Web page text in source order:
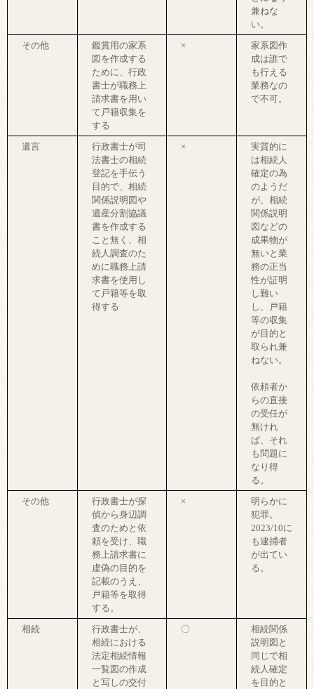
兼ねな
い。
その他
鑑賞用の家系
図を作成する
ために、行政
書士が職務上
請求書を用い
て戸籍収集を
する
×
家系図作
成は誰で
も行える
業務なの
で不可。
遺言
行政書士が司
法書士の相続
登記を手伝う
目的で、相続
関係説明図や
遺産分割協議
書を作成する
こと無く、相
続人調査のた
めに職務上請
求書を使用し
て戸籍等を取
得する
×
実質的に
は相続人
確定の為
のようだ
が、相続
関係説明
図などの
成果物が
無いと業
務の正当
性が証明
し難い
し、戸籍
等の収集
が目的と
取られ兼
ねない。
依頼者か
らの直接
の受任が
無けれ
ば、それ
も問題に
なり得
る。
その他
行政書士が探
偵から身辺調
査のためと依
頼を受け、職
務上請求書に
虚偽の目的を
記載のうえ、
戸籍等を取得
する。
×
明らかに
犯罪。
2023/10に
も逮捕者
が出てい
る。
相続
行政書士が、
相続における
法定相続情報
一覧図の作成
と写しの交付
〇
相続関係
説明図と
同じで相
続人確定
を目的と